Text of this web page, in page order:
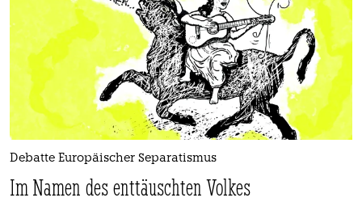
Debatte Europäischer Separatismus
Im Namen des enttäuschten Volkes